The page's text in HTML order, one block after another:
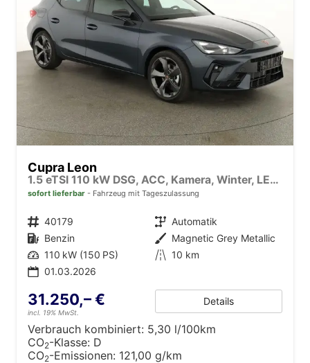
Cupra Leon
1.5 eTSI 110 kW DSG, ACC, Kamera, Winter, LED, 18-Zoll, sofort
sofort lieferbar Fahrzeug mit Tageszulassung
Fahrzeugnr. 40179 Getriebe Automatik
Kraftstoff Benzin Außenfarbe Magnetic Grey Metallic
Leistung 110 kW (150 PS) Kilometerstand 10 km
01.03.2026
31.250,– €
incl. 19% MwSt.
Details
Verbrauch kombiniert: 5,30 l/100km
CO2-Klasse: D
CO2-Emissionen: 121,00 g/km